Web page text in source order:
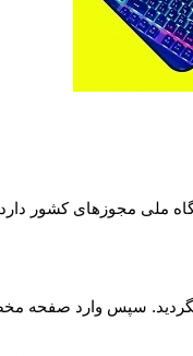
ملی مجوزهای کشور
بگردید. سپس وارد صفحه